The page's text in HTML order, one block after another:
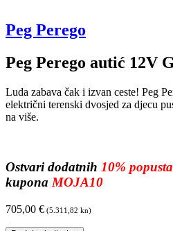
Peg Perego
Peg Perego autić 12V
Luda zabava čak i izvan ceste! Peg
električni terenski dvosjed za djecu
na više.
Ostvari dodatnih 10% popusta
kuponaMOJA10
705,00 € (5.311,82 kn)